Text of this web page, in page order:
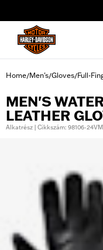
Home/Men's/Gloves/Full-
MEN'S
LEATHER
Alkatrész | Cikkszám: 98106-24VM